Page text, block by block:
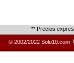
** Precios
© 2002/2022 Solo10.com